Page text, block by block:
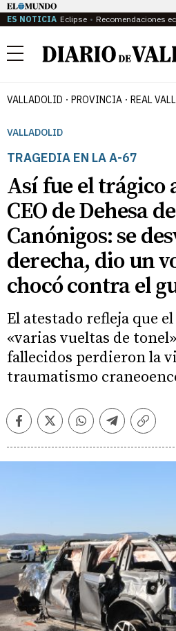
ES NOTICIA Eclipse Recomendaciones
Menú
VALLADOLID PROVINCIA REAL
VALLADOLID
TRAGEDIA EN LA A-67
Así fue el trágico
CEO de Dehesa
Canónigos: se
derecha, dio un
chocó contra el
El atestado refleja que
«varias vueltas de
fallecidos perdieron la
traumatismo
FacebookTwitterWhatsappTelegramCopiar